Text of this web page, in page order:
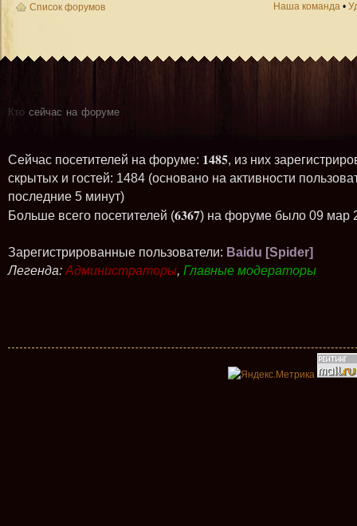
Список форумов Наша команда •
Кто сейчас на форуме
Сейчас посетителей на форуме: 1485, из них
скрытых и гостей: 1484 (основано на активности
последние 5 минут)
Больше всего посетителей (6367) на форуме было 09 мар
Зарегистрированные пользователи: Baidu [Spider]
Легенда: Администраторы, Главные модераторы